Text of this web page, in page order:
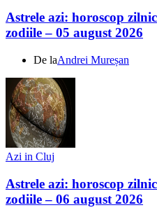
Astrele azi: horoscop
zodiile – 05 august 2026
De laAndrei Mureșan
Azi in Cluj
Astrele azi: horoscop
zodiile – 06 august 2026